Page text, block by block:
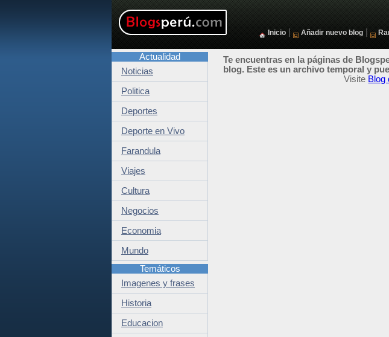
Inicio Añadir nuevo blog
Te encuentras en la páginas de
blog. Este es un archivo temporal y
Visite Blog
Actualidad
Noticias
Politica
Deportes
Deporte en Vivo
Farandula
Viajes
Cultura
Negocios
Economia
Mundo
Temáticos
Imagenes y frases
Historia
Educacion